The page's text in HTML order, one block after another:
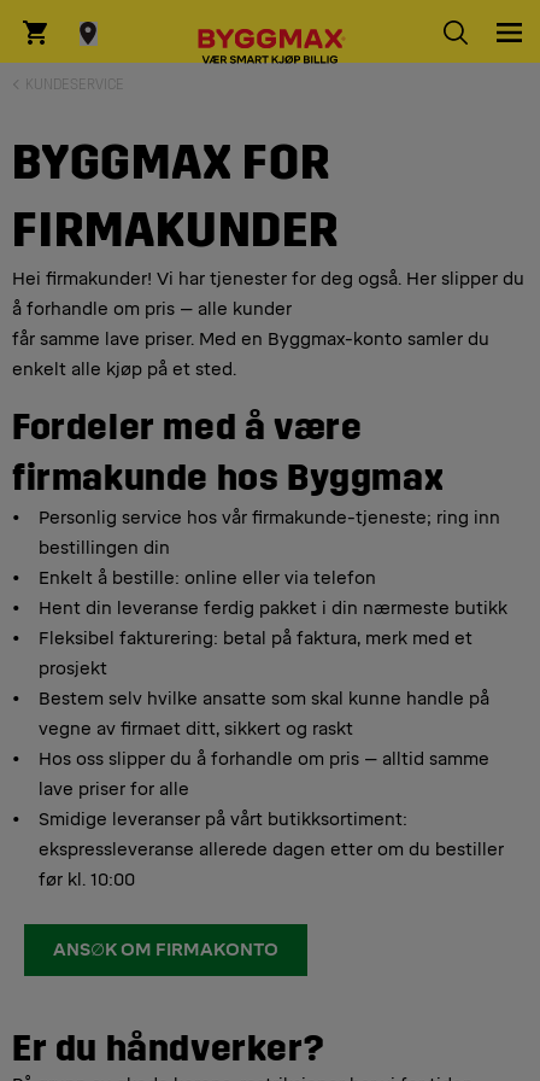
KUNDESERVICE
BYGGMAX FOR
FIRMAKUNDER
Hei firmakunder! Vi har tjenester for deg også. Her slipper du
å forhandle om pris – alle kunder
får samme lave priser. Med en Byggmax-konto samler du
enkelt alle kjøp på et sted.
Fordeler med å være
firmakunde hos Byggmax
Personlig service hos vår firmakunde-tjeneste; ring inn
bestillingen din
Enkelt å bestille: online eller via telefon
Hent din leveranse ferdig pakket i din nærmeste butikk
Fleksibel fakturering: betal på faktura, merk med et
prosjekt
Bestem selv hvilke ansatte som skal kunne handle på
vegne av firmaet ditt, sikkert og raskt
Hos oss slipper du å forhandle om pris – alltid samme
lave priser for alle
Smidige leveranser på vårt butikksortiment:
ekspressleveranse allerede dagen etter om du bestiller
før kl. 10:00
ANS∅K OM FIRMAKONTO
Er du håndverker?